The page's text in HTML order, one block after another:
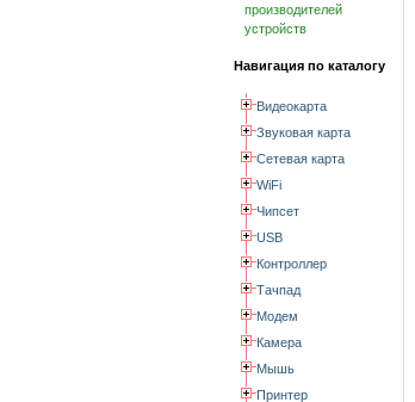
производителей
устройств
Навигация по каталогу
Видеокарта
Звуковая карта
Сетевая карта
WiFi
Чипсет
USB
Контроллер
Тачпад
Модем
Камера
Мышь
Принтер